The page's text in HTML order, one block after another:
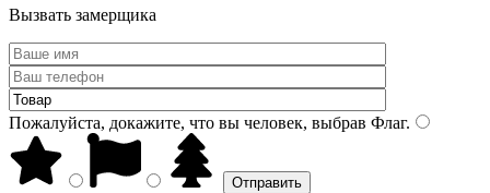
Вызвать замерщика
Пожалуйста, докажите, что вы человек, выбрав Флаг.